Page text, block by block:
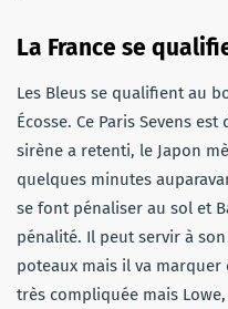
La France se
Les Bleus se qualifient au
Écosse. Ce Paris Sevens
sirène a retenti, le Japon
quelques minutes
se font pénaliser au sol et
pénalité. Il peut servir à
poteaux mais il va
très compliquée mais